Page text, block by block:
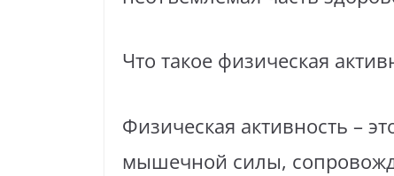
Что такое физическая
Физическая активность –
мышечной силы,